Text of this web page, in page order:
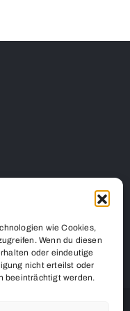
wie Cookies,
Wenn du diesen
oder eindeutige
nicht erteilst oder
beeinträchtigt werden.